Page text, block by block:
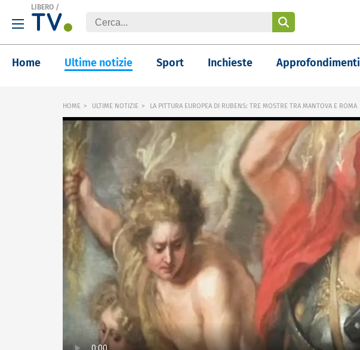
LIBERO /
Home Ultime notizie Sport Inchieste Approfondimenti
HOME ULTIME NOTIZIE LA PITTURA EUROPEA DI RUBENS: TRE MOSTRE TRA MANTOVA E ROMA